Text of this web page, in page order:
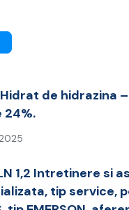
de hidrazina –
1,2 Intretinere si
tip service,